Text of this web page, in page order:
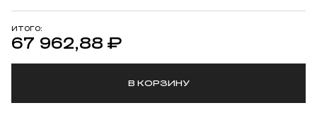
ИТОГО:
67 962,88 ₽
В КОРЗИНУ